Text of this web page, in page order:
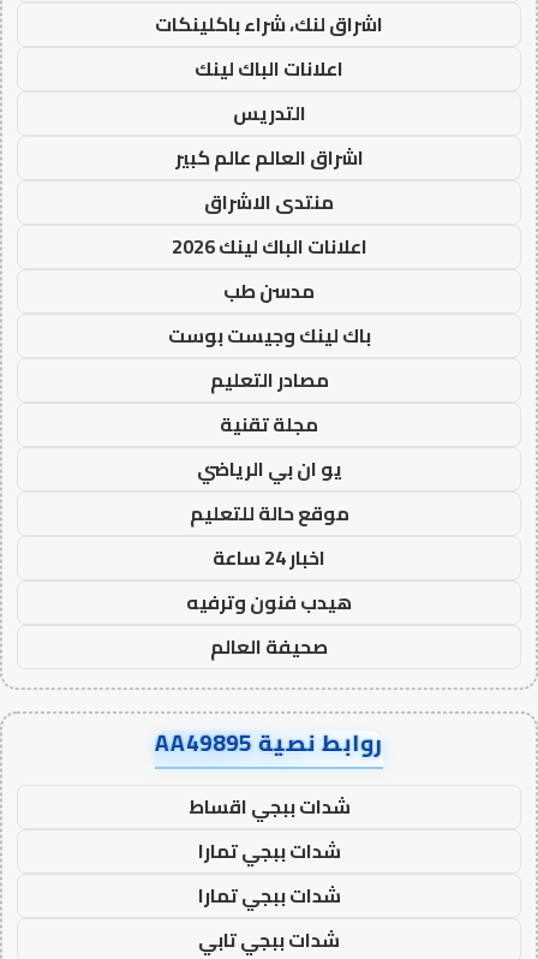
اشراق لنك، شراء باكلينكات
اعلانات الباك لينك
التدريس
اشراق العالم عالم كبير
منتدى الاشراق
اعلانات الباك لينك 2026
مدسن طب
باك لينك وجيست بوست
مصادر التعليم
مجلة تقنية
يو ان بي الرياضي
موقع حالة للتعليم
اخبار 24 ساعة
هيدب فنون وترفيه
صحيفة العالم
روابط نصية AA49895
شدات ببجي اقساط
شدات ببجي تمارا
شدات ببجي تمارا
شدات ببجي تابي